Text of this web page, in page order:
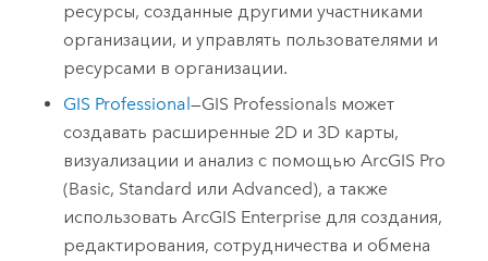
ресурсы, созданные другими участниками
организации, и управлять пользователями и
ресурсами в организации.
GIS Professional—GIS Professionals может
создавать расширенные 2D и 3D карты,
визуализации и анализ с помощьюArcGIS Pro
(Basic, Standard или Advanced), а также
использоватьArcGIS Enterprise для создания,
редактирования, сотрудничества и обмена